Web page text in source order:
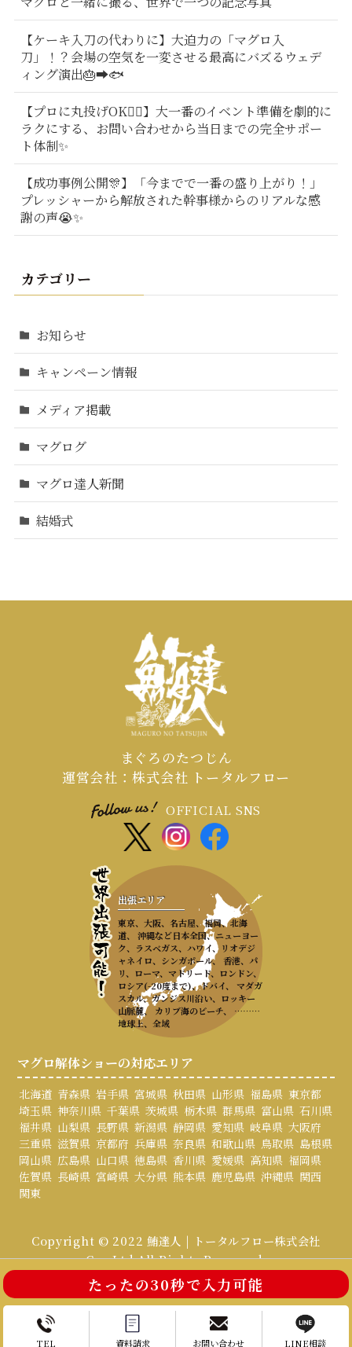
お電話はこちら お問い合わせ
たったの30秒で入力可能
TEL 資料請求 お問い合わせ LINE相談
【ケーキ入刀の代わりに】大迫力の「マグロ入
刀」！？会場の空気を一変させる最高にバズるウェデ
ィング演出🎂➡️🐟
【プロに丸投げOK🙆‍♂️】大一番のイベント準備を劇的に
ラクにする、お問い合わせから当日までの完全サポー
ト体制✨
【成功事例公開🎊】「今までで一番の盛り上がり！」
プレッシャーから解放された幹事様からのリアルな感
謝の声😭✨
カテゴリー
お知らせ
キャンペーン情報
メディア掲載
マグログ
マグロ達人新聞
結婚式
まぐろのたつじん
運営会社：株式会社 トータルフロー
OFFICIAL SNS
出張エリア
東京、大阪、名古屋、福岡、北海
道、 沖縄など日本全国、ニューヨー
ク、ラスベガス、ハワイ、リオデジ
ャネイロ、シンガポール、 香港、パ
リ、ローマ、マドリード、ロンドン、
ロシア(-20度まで)、ドバイ、 マダガ
スカル、ガンジス川沿い、ロッキー
山脈麓、 カリブ海のビーチ、 ………
地球上、全域
マグロ解体ショーの対応エリア
北海道 青森県 岩手県 宮城県 秋田県 山形県 福島県 東京都
埼玉県 神奈川県 千葉県 茨城県 栃木県 群馬県 富山県 石川県
福井県 山梨県 長野県 新潟県 静岡県 愛知県 岐阜県 大阪府
三重県 滋賀県 京都府 兵庫県 奈良県 和歌山県 鳥取県 島根県
岡山県 広島県 山口県 徳島県 香川県 愛媛県 高知県 福岡県
佐賀県 長崎県 宮崎県 大分県 熊本県 鹿児島県 沖縄県 関西
関東
Copyright © 2022 鮪達人 | トータルフロー株式会社
Co., Ltd All Rights Reserved.